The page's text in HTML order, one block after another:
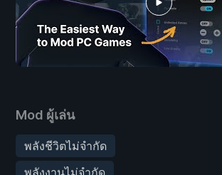
Mod ผู้เล่น
พลังชีวิตไม่จำกัด
พลังงานไม่จำกัด